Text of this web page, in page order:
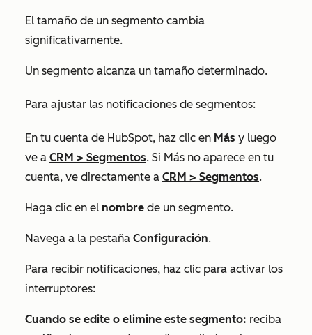
El tamaño de un segmento cambia
significativamente.
Un segmento alcanza un tamaño determinado.
Para ajustar las notificaciones de segmentos:
En tu cuenta de HubSpot, haz clic en Más y luego
ve a CRM > Segmentos. Si Más no aparece en tu
cuenta, ve directamente a CRM > Segmentos.
Haga clic en el nombre de un segmento.
Navega a la pestaña Configuración.
Para recibir notificaciones, haz clic para activar los
interruptores:
Cuando se edite o elimine este segmento: reciba